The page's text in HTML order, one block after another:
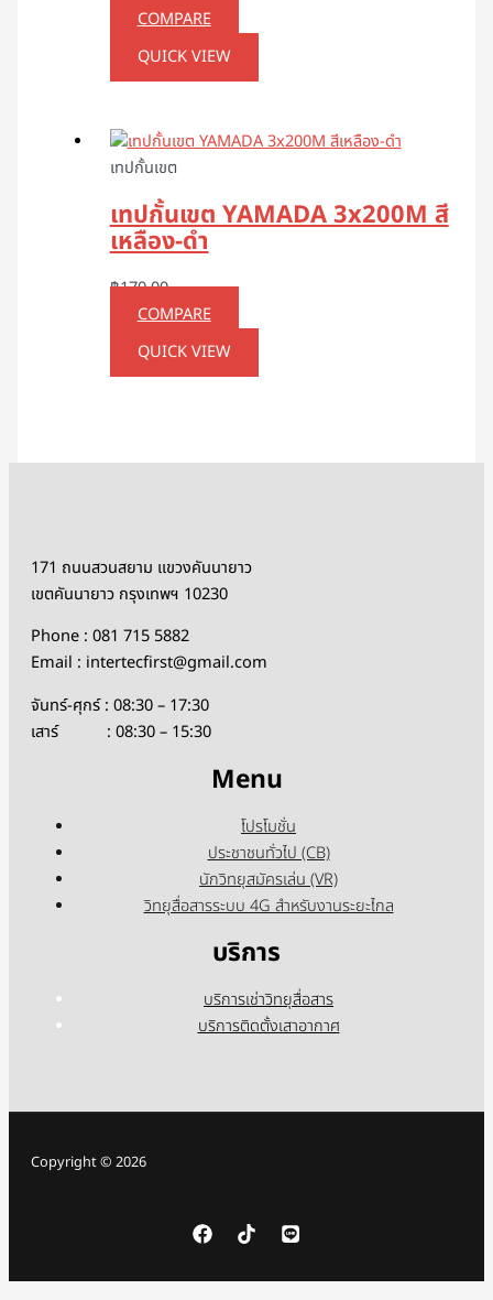
COMPARE
QUICK VIEW
เทปกั้นเขต
เทปกั้นเขต YAMADA 3x200M สี
เหลือง-ดำ
฿170.00
COMPARE
QUICK VIEW
171 ถนนสวนสยาม แขวงคันนายาว
เขตคันนายาว กรุงเทพฯ 10230
Phone : 081 715 5882
Email : intertecfirst@gmail.com
จันทร์-ศุกร์ : 08:30 – 17:30
เสาร์ : 08:30 – 15:30
Menu
โปรโมชั่น
ประชาชนทั่วไป (CB)
นักวิทยุสมัครเล่น (VR)
วิทยุสื่อสารระบบ 4G สำหรับงานระยะไกล
บริการ
บริการเช่าวิทยุสื่อสาร
บริการติดตั้งเสาอากาศ
Copyright © 2026